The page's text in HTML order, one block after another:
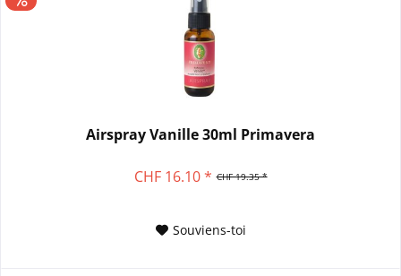
Airspray Vanille 30ml Primavera
CHF 19.35 *
CHF 16.10 *
Souviens-toi